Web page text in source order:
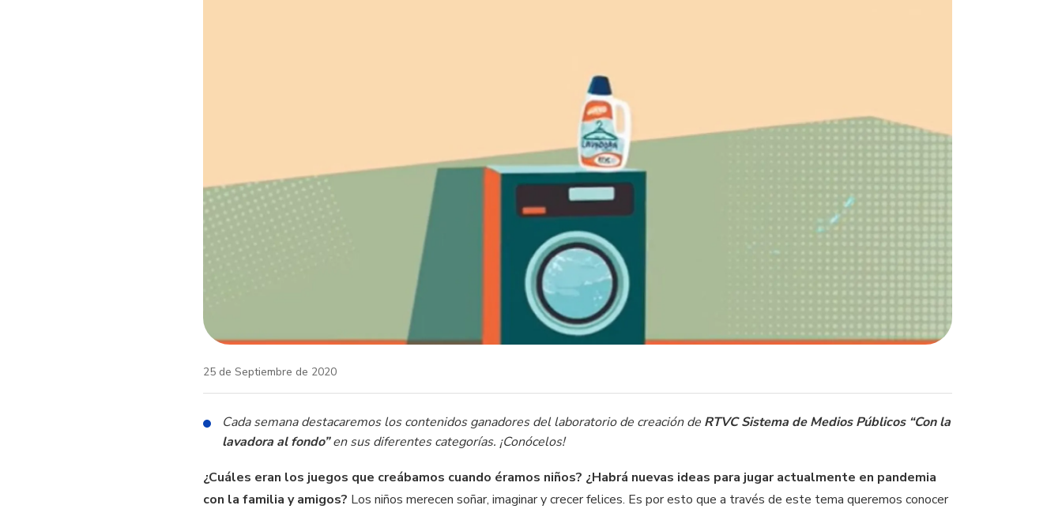
25 de Septiembre de 2020
Cada semana destacaremos los contenidos ganadores del laboratorio de creación de RTVC Sistema de Medios Públicos “Con la
lavadora al fondo”en sus diferentes categorías. ¡Conócelos!
¿Cuáles eran los juegos que creábamos cuando éramos niños? ¿Habrá nuevas ideas para jugar actualmente en pandemia
con la familia y amigos? Los niños merecen soñar, imaginar y crecer felices. Es por esto que a través de este tema queremos conocer